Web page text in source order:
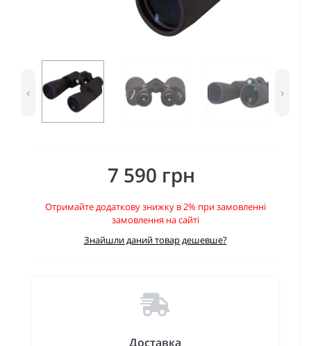
‹ ›
7 590 грн
Отримайте додаткову знижку в 2% при замовленні
замовлення на сайті
Знайшли даний товар дешевше?
Доставка